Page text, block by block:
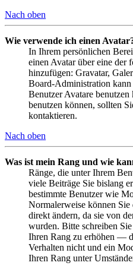
Nach oben
Wie verwende ich einen
In Ihrem persönlichen
einen Avatar über eine der
hinzufügen: Gravatar,
Board-Administration
Benutzer Avatare
benutzen können, sollten
kontaktieren.
Nach oben
Was ist mein Rang und wie
Ränge, die unter Ihrem
viele Beiträge Sie bislang
bestimmte Benutzer wie
Normalerweise können Sie
direkt ändern, da sie von
wurden. Bitte schreiben
Ihren Rang zu erhöhen —
Verhalten nicht und ein
Ihren Rang unter